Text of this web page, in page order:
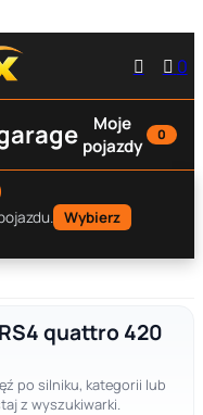

 0
Moje
pojazdy
0
Wybierz
quattro 420
po silniku, kategorii lub
z wyszukiwarki.